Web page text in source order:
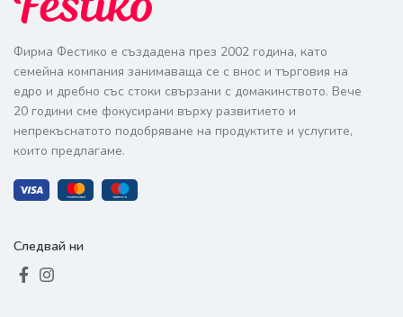
Фирма Фестико е създадена през 2002 година, като
семейна компания занимаваща се с внос и търговия на
едро и дребно със стоки свързани с домакинството. Вече
20 години сме фокусирани върху развитието и
непрекъснатото подобряване на продуктите и услугите,
които предлагаме.
Следвай ни